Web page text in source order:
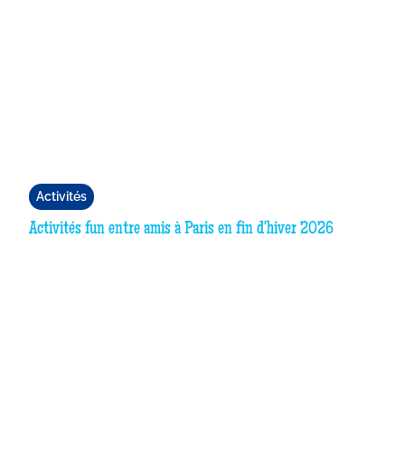
Activités
Activités fun entre amis à Paris en fin d'hiver 2026